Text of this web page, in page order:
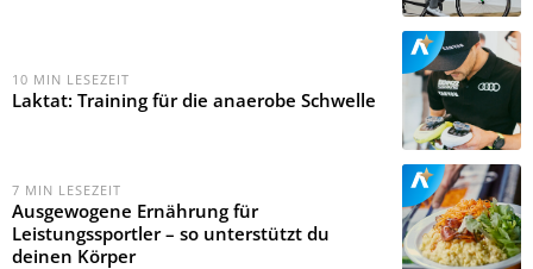
10 MIN LESEZEIT
Laktat: Training für die anaerobe Schwelle
7 MIN LESEZEIT
Ausgewogene Ernährung für
Leistungssportler – so unterstützt du
deinen Körper